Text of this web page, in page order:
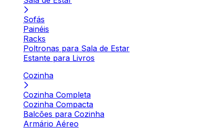
Sofás
Painéis
Racks
Poltronas para Sala de Estar
Estante para Livros
Cozinha
Cozinha Completa
Cozinha Compacta
Balcões para Cozinha
Armário Aéreo